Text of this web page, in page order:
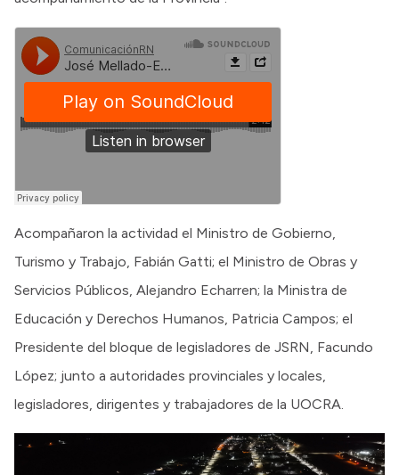
Acompañaron la actividad el Ministro de Gobierno,
Turismo y Trabajo, Fabián Gatti; el Ministro de Obras y
Servicios Públicos, Alejandro Echarren; la Ministra de
Educación y Derechos Humanos, Patricia Campos; el
Presidente del bloque de legisladores de JSRN, Facundo
López; junto a autoridades provinciales y locales,
legisladores, dirigentes y trabajadores de la UOCRA.